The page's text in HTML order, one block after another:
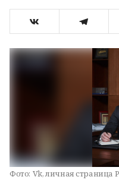
Фото: Vk, личная страница